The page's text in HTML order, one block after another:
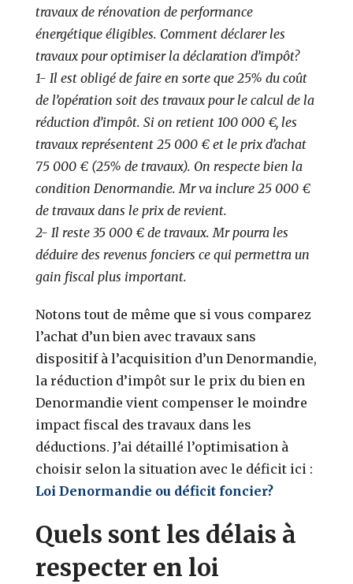
travaux de rénovation de performance
énergétique éligibles. Comment déclarer les
travaux pour optimiser la déclaration d’impôt?
1- Il est obligé de faire en sorte que 25% du coût
de l’opération soit des travaux pour le calcul de la
réduction d’impôt. Si on retient 100 000 €, les
travaux représentent 25 000 € et le prix d’achat
75 000 € (25% de travaux). On respecte bien la
condition Denormandie. Mr va inclure 25 000 €
de travaux dans le prix de revient.
2- Il reste 35 000 € de travaux. Mr pourra les
déduire des revenus fonciers ce qui permettra un
gain fiscal plus important.
Notons tout de même que si vous comparez
l’achat d’un bien avec travaux sans
dispositif à l’acquisition d’un Denormandie,
la réduction d’impôt sur le prix du bien en
Denormandie vient compenser le moindre
impact fiscal des travaux dans les
déductions. J’ai détaillé l’optimisation à
choisir selon la situation avec le déficit ici :
Loi Denormandie ou déficit foncier?
Quels sont les délais à
respecter en loi